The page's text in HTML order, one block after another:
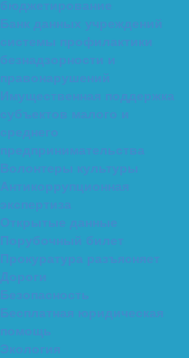
бюджетирование
Банк данных учреждений
системы профилактики
безнадзорности и
правонарушений
Имущественная поддержка
субъектов малого и
среднего
предпринимательства
Волонтеры культуры
Антикоррупционная
экспертиза
Открытые данные
Порубочный билет
Прокуратура разъясняет
Дороги
Безопасность
Бесплатная юридическая
помощь
Экология